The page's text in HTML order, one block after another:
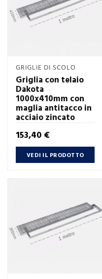
GRIGLIE DI SCOLO
Griglia con telaio
Dakota
1000x410mm con
maglia antitacco in
acciaio zincato
Prezzo
153,40 €
VEDI IL PRODOTTO